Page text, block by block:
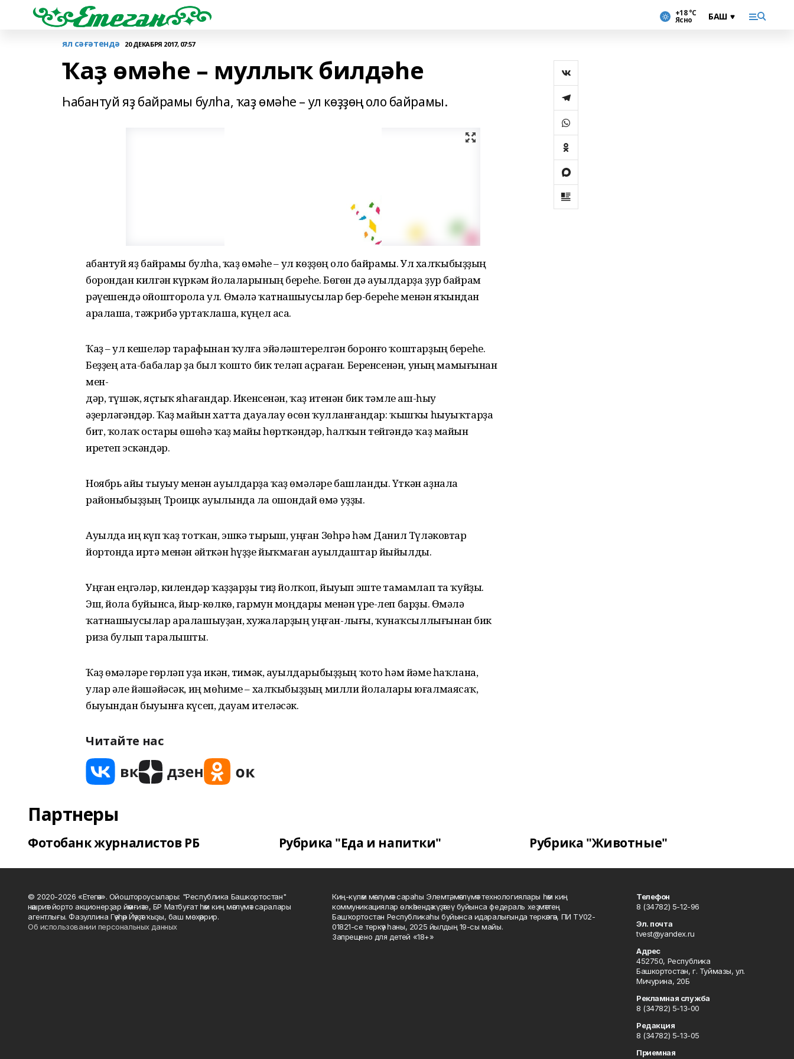
+18 °С
Ясно
ял сәғәтендә 20 ДЕКАБРЯ 2017, 07:57
Ҡаҙ өмәһе – муллыҡ билдәһе
Һабантуй яҙ байрамы булһа, ҡаҙ өмәһе – ул көҙҙөң оло байрамы.
Һабантуй яҙ байрамы булһа, ҡаҙ өмәһе – ул көҙҙөң оло байрамы. Ул халҡыбыҙҙың
борондан килгән күркәм йолаларының береһе. Бөгөн дә ауылдарҙа ҙур байрам
рәүешендә ойошторола ул. Өмәлә ҡатнашыусылар бер-береһе менән яҡындан
аралаша, тәжрибә уртаҡлаша, күңел аса.
Ҡаҙ – ул кешеләр тарафынан ҡулға эйәләштерелгән боронғо ҡоштарҙың береһе.
Беҙҙең ата-бабалар ҙа был ҡошто бик теләп аҫраған. Беренсенән, уның мамығынан
мен-
дәр, түшәк, яҫтыҡ яһағандар. Икенсенән, ҡаҙ итенән бик тәмле аш-һыу
әҙерләгәндәр. Ҡаҙ майын хатта дауалау өсөн ҡулланғандар: ҡышҡы һыуыҡтарҙа
бит, ҡолаҡ остары өшөһә ҡаҙ майы һөрткәндәр, һалҡын тейгәндә ҡаҙ майын
иретеп эскәндәр.
Ноябрь айы тыуыу менән ауылдарҙа ҡаҙ өмәләре башланды. Үткән аҙнала
районыбыҙҙың Троицк ауылында ла ошондай өмә уҙҙы.
Ауылда иң күп ҡаҙ тотҡан, эшкә тырыш, уңған Зөһрә һәм Данил Түләковтар
йортонда иртә менән әйткән һүҙҙе йыҡмаған ауылдаштар йыйылды.
Уңған еңгәләр, килендәр ҡаҙҙарҙы тиҙ йолҡоп, йыуып эште тамамлап та ҡуйҙы.
Эш, йола буйынса, йыр-көлкө, гармун моңдары менән үре-леп барҙы. Өмәлә
ҡатнашыусылар аралашыуҙан, хужаларҙың уңған-лығы, ҡунаҡсыллығынан бик
риза булып таралышты.
Ҡаҙ өмәләре гөрләп уҙа икән, тимәк, ауылдарыбыҙҙың ҡото һәм йәме һаҡлана,
улар әле йәшәйәсәк, иң мөһиме – халҡыбыҙҙың милли йолалары юғалмаясаҡ,
быуындан быуынға күсеп, дауам ителәсәк.
Читайте нас
Партнеры
Фотобанк журналистов РБ Рубрика "Еда и напитки" Рубрика "Животные"
© 2020-2026 «Етегән». Ойоштороусылары: "Республика Башкортостан"
нәшриәт йорто акционерҙар йәмғиәте, БР Матбуғат һәм киң мәғлүмәт саралары
агентлығы. Фазуллина Гәүһәр Йәүҙәт ҡыҙы, баш мөхәррир.
Об использовании персональных данных
Киң-күләм мәғлүмәт сараһы Элемтә, мәғлүмәт технологиялары һәм киң
коммуникациялар өлкәһендә күҙәтеү буйынса федераль хеҙмәттең
Башҡортостан Республикаһы буйынса идаралығында теркәлгән, ПИ ТУ02-
01821-се теркәү һаны, 2025 йылдың 19-сы майы.
Запрещено для детей «18+»
Телефон
8 (34782) 5-12-96
Эл. почта
tvest@yandex.ru
Адрес
452750, Республика
Башкортостан, г. Туймазы, ул.
Мичурина, 20Б
Рекламная служба
8 (34782) 5-13-00
Редакция
8 (34782) 5-13-05
Приемная